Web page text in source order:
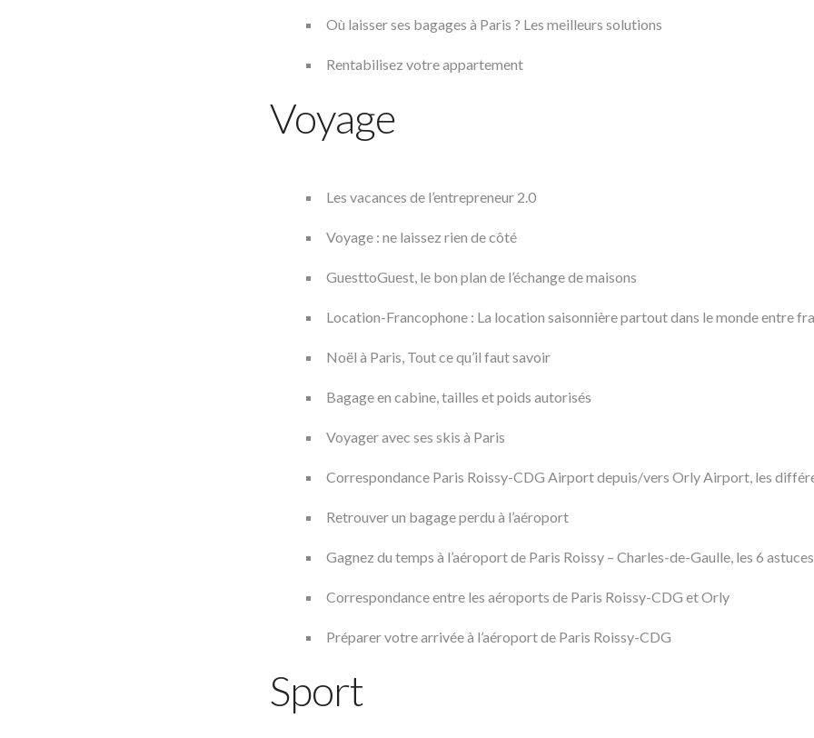
Où laisser ses bagages à Paris ? Les meilleurs solutions
Rentabilisez votre appartement
Voyage
Les vacances de l’entrepreneur 2.0
Voyage : ne laissez rien de côté
GuesttoGuest, le bon plan de l’échange de maisons
Location-Francophone : La location saisonnière partout dans le monde entre
Noël à Paris, Tout ce qu’il faut savoir
Bagage en cabine, tailles et poids autorisés
Voyager avec ses skis à Paris
Correspondance Paris Roissy-CDG Airport depuis/vers Orly Airport, les
Retrouver un bagage perdu à l’aéroport
Gagnez du temps à l’aéroport de Paris Roissy – Charles-de-Gaulle, les 6
Correspondance entre les aéroports de Paris Roissy-CDG et Orly
Préparer votre arrivée à l’aéroport de Paris Roissy-CDG
Sport